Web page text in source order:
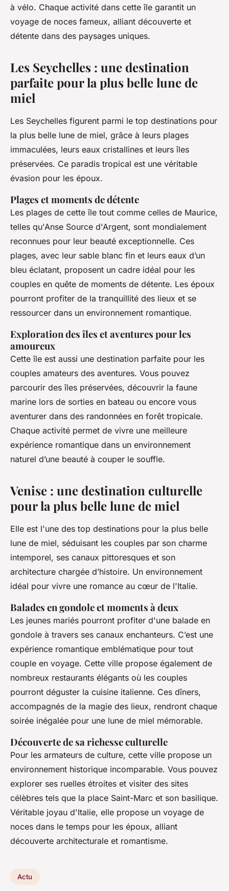
à vélo. Chaque activité dans cette île garantit un
voyage de noces fameux, alliant découverte et
détente dans des paysages uniques.
Les Seychelles : une destination
parfaite pour la plus belle lune de
miel
Les Seychelles figurent parmi le top destinations pour
la plus belle lune de miel, grâce à leurs plages
immaculées, leurs eaux cristallines et leurs îles
préservées. Ce paradis tropical est une véritable
évasion pour les époux.
Plages et moments de détente
Les plages de cette île tout comme celles de Maurice,
telles qu'Anse Source d'Argent, sont mondialement
reconnues pour leur beauté exceptionnelle. Ces
plages, avec leur sable blanc fin et leurs eaux d’un
bleu éclatant, proposent un cadre idéal pour les
couples en quête de moments de détente. Les époux
pourront profiter de la tranquillité des lieux et se
ressourcer dans un environnement romantique.
Exploration des îles et aventures pour les
amoureux
Cette île est aussi une destination parfaite pour les
couples amateurs des aventures. Vous pouvez
parcourir des îles préservées, découvrir la faune
marine lors de sorties en bateau ou encore vous
aventurer dans des randonnées en forêt tropicale.
Chaque activité permet de vivre une meilleure
expérience romantique dans un environnement
naturel d’une beauté à couper le souffle.
Venise : une destination culturelle
pour la plus belle lune de miel
Elle est l'une des top destinations pour la plus belle
lune de miel, séduisant les couples par son charme
intemporel, ses canaux pittoresques et son
architecture chargée d’histoire. Un environnement
idéal pour vivre une romance au cœur de l'Italie.
Balades en gondole et moments à deux
Les jeunes mariés pourront profiter d'une balade en
gondole à travers ses canaux enchanteurs. C’est une
expérience romantique emblématique pour tout
couple en voyage. Cette ville propose également de
nombreux restaurants élégants où les couples
pourront déguster la cuisine italienne. Ces dîners,
accompagnés de la magie des lieux, rendront chaque
soirée inégalée pour une lune de miel mémorable.
Découverte de sa richesse culturelle
Pour les armateurs de culture, cette ville propose un
environnement historique incomparable. Vous pouvez
explorer ses ruelles étroites et visiter des sites
célèbres tels que la place Saint-Marc et son basilique.
Véritable joyau d'Italie, elle propose un voyage de
noces dans le temps pour les époux, alliant
découverte architecturale et romantisme.
Actu